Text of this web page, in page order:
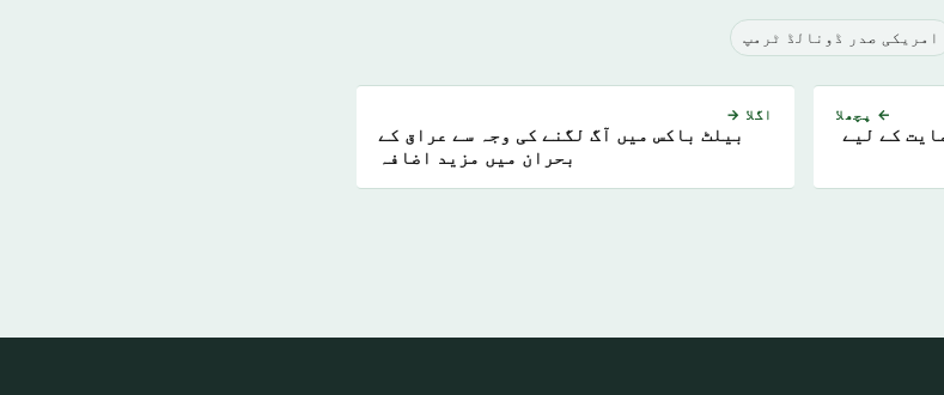
امریکی صدر ڈونالڈ ٹرمپ
← پچھلا
کے لیے
اگلا →
بیلٹ باکس میں آگ لگنے کی وجہ سے عراق کے
بحران میں مزید اضافہ